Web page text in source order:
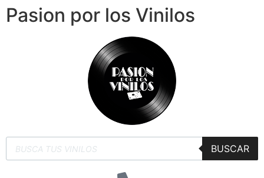
Pasion por los Vinilos
BUSCAR